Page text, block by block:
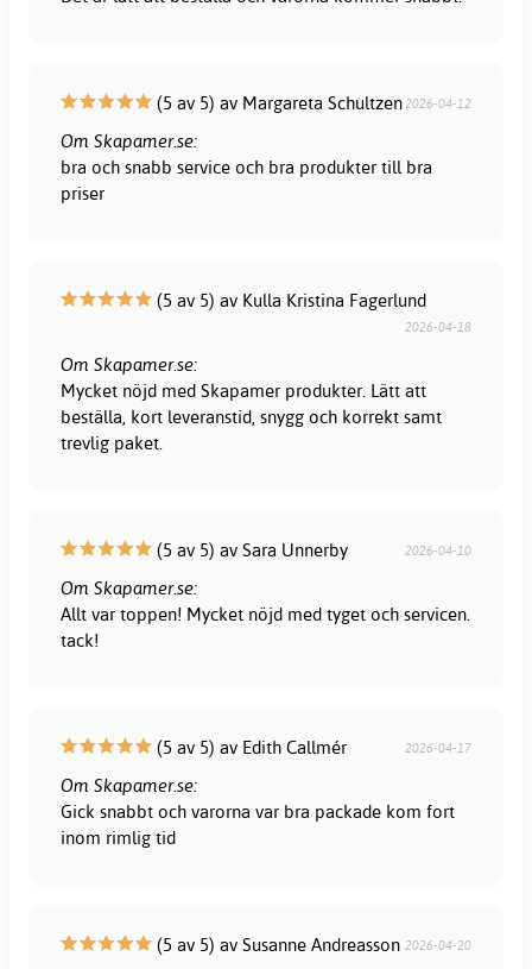
(5 av 5) av Margareta Schultzen2026-04-12
Om Skapamer.se:
bra och snabb service och bra produkter till bra
priser
(5 av 5) av Kulla Kristina Fagerlund
2026-04-18
Om Skapamer.se:
Mycket nöjd med Skapamer produkter. Lätt att
beställa, kort leveranstid, snygg och korrekt samt
trevlig paket.
(5 av 5) av Sara Unnerby 2026-04-10
Om Skapamer.se:
Allt var toppen! Mycket nöjd med tyget och servicen.
tack!
(5 av 5) av Edith Callmér 2026-04-17
Om Skapamer.se:
Gick snabbt och varorna var bra packade kom fort
inom rimlig tid
(5 av 5) av Susanne Andreasson 2026-04-20